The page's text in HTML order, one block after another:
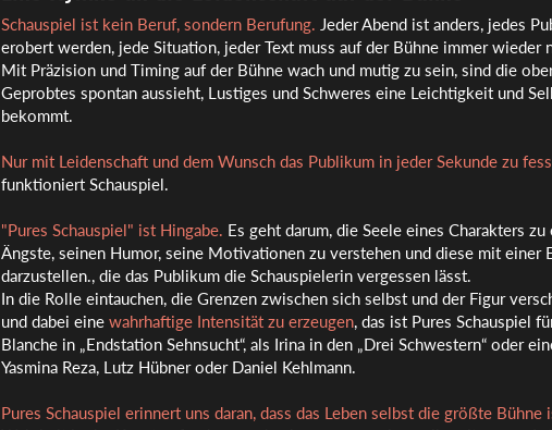
Schauspiel ist kein Beruf, sondern Berufung. Jeder Abend ist anders, jedes
erobert werden, jede Situation, jeder Text muss auf der Bühne immer wieder
Mit Präzision und Timing auf der Bühne wach und mutig zu sein, sind die
Geprobtes spontan aussieht, Lustiges und Schweres eine Leichtigkeit und
bekommt.
Nur mit Leidenschaft und dem Wunsch das Publikum in jeder Sekunde zu
funktioniert Schauspiel.
"Pures Schauspiel" ist Hingabe. Es geht darum, die Seele eines Charakters
Ängste, seinen Humor, seine Motivationen zu verstehen und diese mit einer
darzustellen., die das Publikum die Schauspielerin vergessen lässt.
In die Rolle eintauchen, die Grenzen zwischen sich selbst und der Figur
und dabei eine wahrhaftige Intensität zu erzeugen, das ist Pures Schauspiel
Blanche in „Endstation Sehnsucht“, als Irina in den „Drei Schwestern“ oder
Yasmina Reza, Lutz Hübner oder Daniel Kehlmann.
Pures Schauspiel erinnert uns daran, dass das Leben selbst die größte Bühne